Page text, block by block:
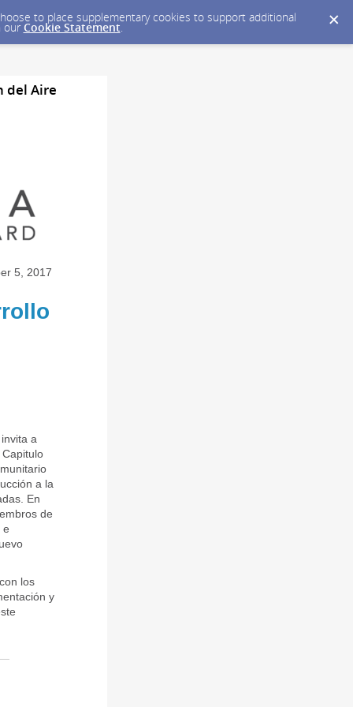
to place supplementary cookies to support additional
our Cookie Statement.
del Aire
5, 2017
a
a la
En
de
e
los
y